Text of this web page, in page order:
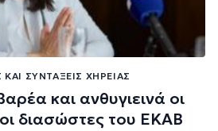
ΣΥΝΤΆΞΕΙΣ ΧΗΡΕΊΑΣ
και ανθυγιεινά οι
διασώστες του ΕΚΑΒ